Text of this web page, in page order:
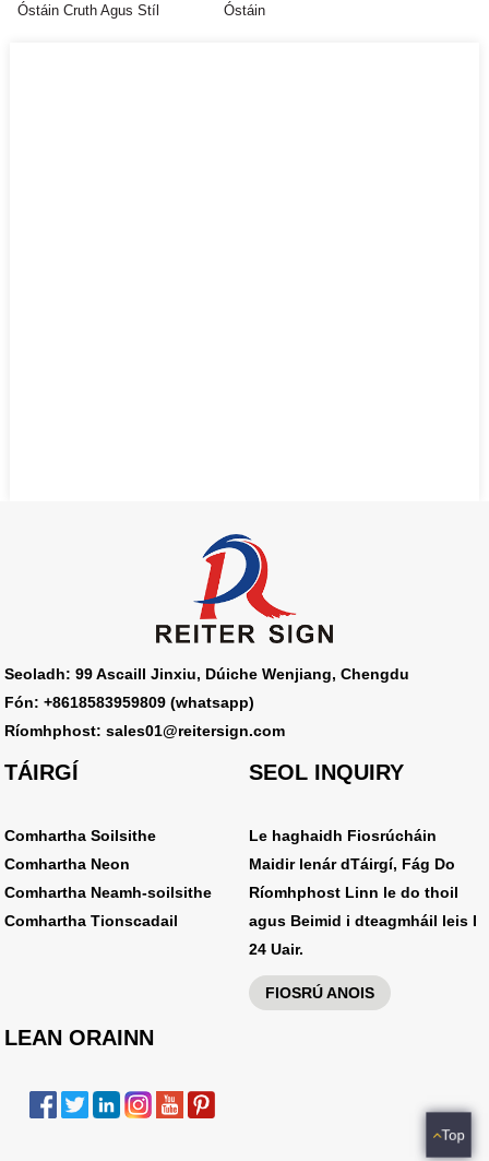
Óstáin Cruth Agus Stíl
Óstáin
Seoladh: 99 Ascaill Jinxiu, Dúiche Wenjiang, Chengdu
Fón: +8618583959809 (whatsapp)
Ríomhphost: sales01@reitersign.com
TÁIRGÍ
Comhartha Soilsithe
Comhartha Neon
Comhartha Neamh-soilsithe
Comhartha Tionscadail
SEOL INQUIRY
Le haghaidh Fiosrúcháin
Maidir lenár dTáirgí, Fág Do
Ríomhphost Linn le do thoil
agus Beimid i dteagmháil leis I
24 Uair.
FIOSRÚ ANOIS
LEAN ORAINN
Top